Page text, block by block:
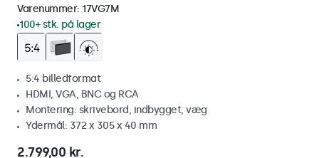
Varenummer: 17VG7M
100+ stk. på lager
5:4 billedformat
HDMI, VGA, BNC og RCA
Montering: skrivebord, indbygget, væg
Ydermål: 372 x 305 x 40 mm
2.799,00 kr.